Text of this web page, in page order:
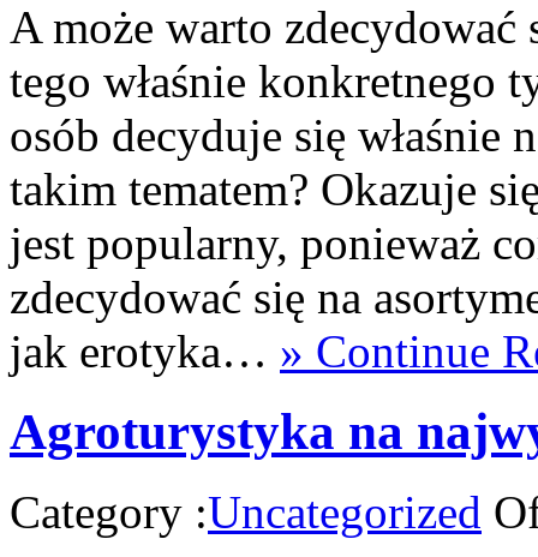
A może warto
tego właśnie konkretnego
osób decyduje się właśnie
takim tematem? Okazuje
jest popularny, ponieważ
zdecydować się na
jak erotyka… » Continue
Agroturystyka na
Category :Uncategorized